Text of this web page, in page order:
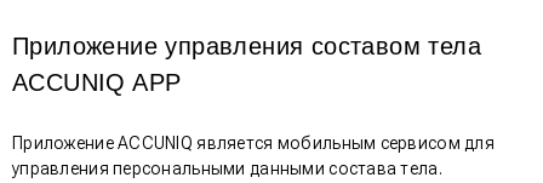
Приложение управления составом тела
ACCUNIQ APP
Приложение ACCUNIQ является мобильным сервисом для
управления персональными данными состава тела.